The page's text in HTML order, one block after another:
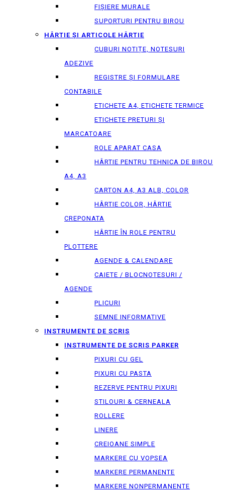
FIȘIERE MURALE
SUPORTURI PENTRU BIROU
HÂRTIE ȘI ARTICOLE HÂRTIE
CUBURI NOTIȚE, NOTESURI
ADEZIVE
REGISTRE ȘI FORMULARE
CONTABILE
ETICHETE A4, ETICHETE TERMICE
ETICHETE PRETURI ȘI
MARCATOARE
ROLE APARAT CASA
HÂRTIE PENTRU TEHNICA DE BIROU
A4, A3
CARTON A4, A3 ALB, COLOR
HÂRTIE COLOR, HÂRTIE
CREPONATA
HÂRTIE ÎN ROLE PENTRU
PLOTTERE
AGENDE & CALENDARE
CAIETE / BLOCNOTESURI /
AGENDE
PLICURI
SEMNE INFORMATIVE
INSTRUMENTE DE SCRIS
INSTRUMENTE DE SCRIS PARKER
PIXURI CU GEL
PIXURI CU PASTA
REZERVE PENTRU PIXURI
STILOURI & СERNEALA
ROLLERE
LINERE
CREIOANE SIMPLE
MARKERE CU VOPSEA
MARKERE PERMANENTE
MARKERE NONPERMANENTE